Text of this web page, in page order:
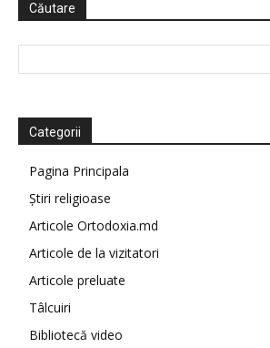
Căutare
Categorii
Pagina Principala
Știri religioase
Articole Ortodoxia.md
Articole de la vizitatori
Articole preluate
Tâlcuiri
Bibliotecă video